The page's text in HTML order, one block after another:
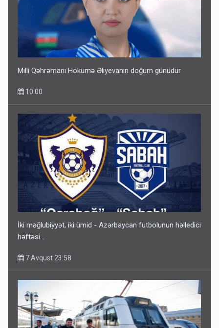
Milli Qəhrəmanı Hökumə Əliyevanın doğum günüdür
10:00
İki məğlubiyyət, iki ümid - Azərbaycan futbolunun həlledici
həftəsi...
7 Avqust 23:58